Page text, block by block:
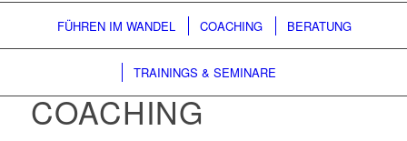
FÜHREN IM WANDEL COACHING BERATUNG
TRAININGS & SEMINARE
COACHING